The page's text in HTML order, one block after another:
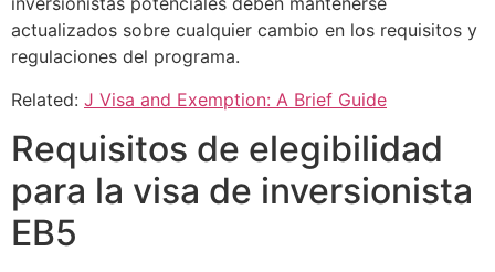
actualizados sobre cualquier cambio en los requisitos y
regulaciones del programa.
Related: J Visa and Exemption: A Brief Guide
Requisitos de elegibilidad
para la visa de inversionista
EB5